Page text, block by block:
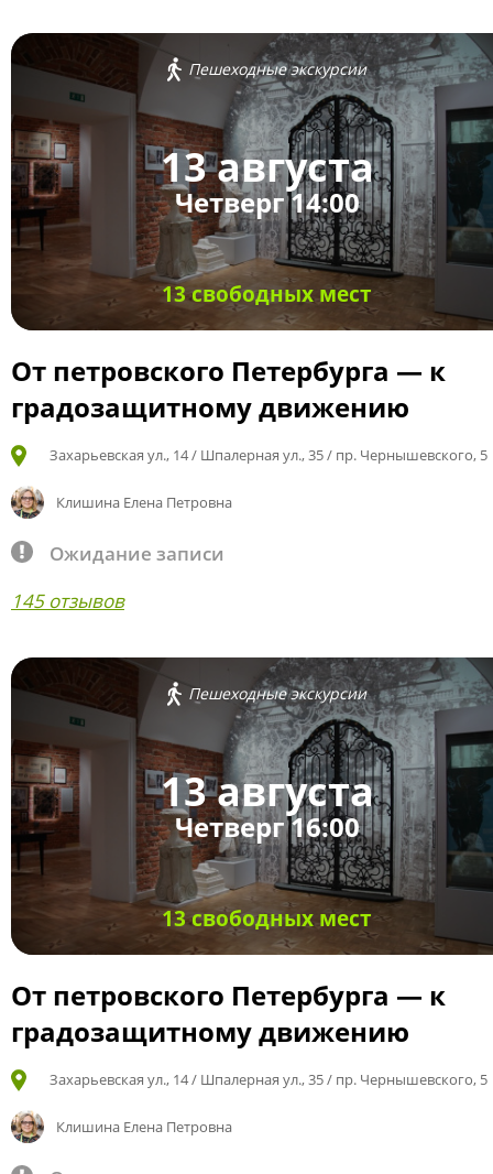
Пешеходные экскурсии
13 августа
Четверг 14:00
13 свободных мест
От петровского Петербурга — к
градозащитному движению
Захарьевская ул., 14 / Шпалерная ул., 35 / пр. Чернышевского, 5
Клишина Елена Петровна
Ожидание записи
145 отзывов
Пешеходные экскурсии
13 августа
Четверг 16:00
13 свободных мест
От петровского Петербурга — к
градозащитному движению
Захарьевская ул., 14 / Шпалерная ул., 35 / пр. Чернышевского, 5
Клишина Елена Петровна